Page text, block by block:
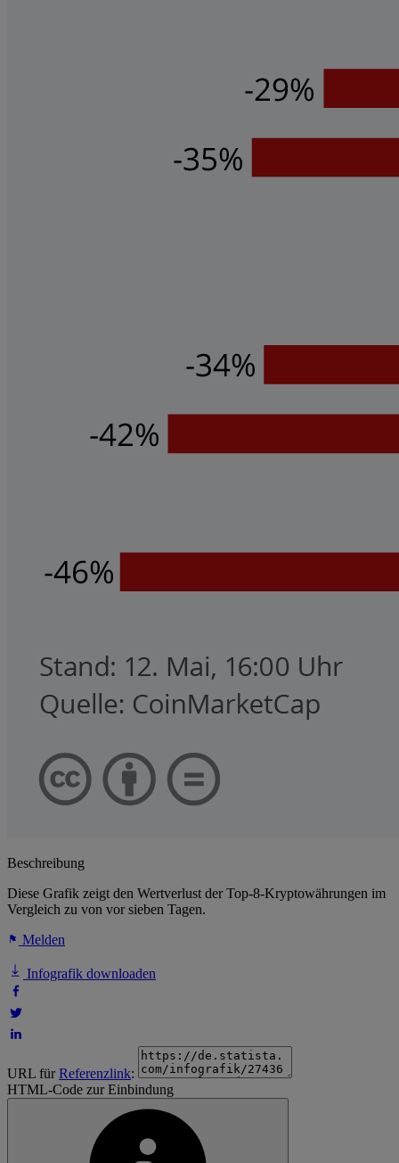
Beschreibung
Diese Grafik zeigt den Wertverlust der Top-8-Kryptowährungen im
Vergleich zu von vor sieben Tagen.
Melden
Infografik downloaden
URL fürReferenzlink:
HTML-Code zur Einbindung